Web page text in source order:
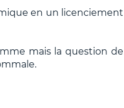
en un licenciement
mais la question de